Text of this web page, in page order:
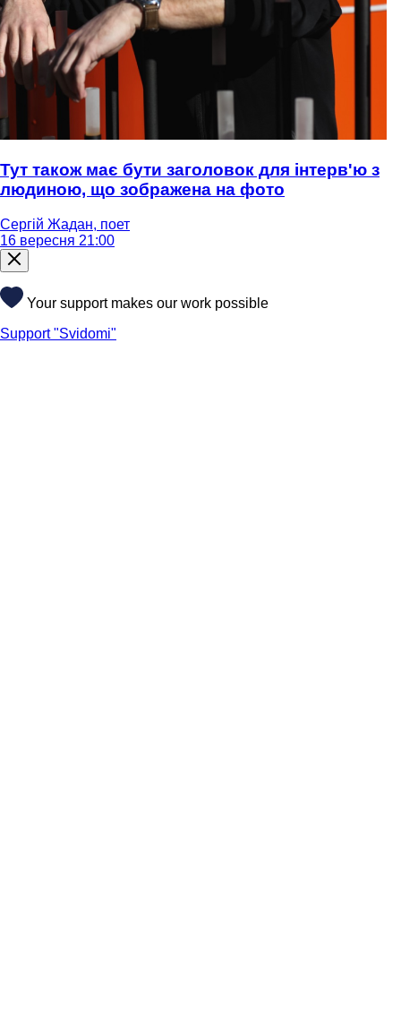
Тут також має бути заголовок для інтерв'ю з
людиною, що зображена на фото
Сергій Жадан, поет
16 вересня 21:00
Your support makes our work possible
Support "Svidomi"